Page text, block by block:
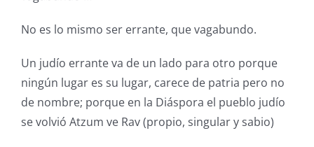
No es lo mismo ser errante, que vagabundo.
Un judío errante va de un lado para otro porque
ningún lugar es su lugar, carece de patria pero no
de nombre; porque en la Diáspora el pueblo judío
se volvió Atzum ve Rav (propio, singular y sabio)